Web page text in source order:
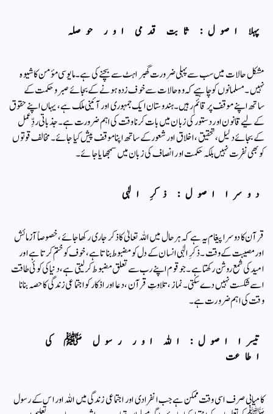
پہلا اصول: ثابت قدمی اور حوصلہ
مشکل حالات میں سب سے پہلی ضرورت گھبراہٹ سے بچنے کی ہے۔ مایوسی مؤمن کا شیوہ
نہیں۔ مسلمانوں کو چاہیے کہ وہ حالات سے خوف زدہ ہونے کے بجائے صبر و حکمت کے
ساتھ اپنے موقف پر قائم رہیں۔ ہندوستان ایک جمہوری اور آئینی ملک ہے، یہاں اپنے حقوق
کے لیے قانون اور دستور کی زبان میں بات کرنا وقت کی اہم ضرورت ہے۔ جذباتی ردِّ عمل
کے بجائے دلیل، تحقیق، اخلاق اور شعور کے ساتھ اپنا موقف پیش کیا جائے۔ مخالف قوتوں
کو بھی نفرت نہیں بلکہ حکمت اور انصاف کی زبان میں سمجھایا جائے۔
دوسرا اصول: ذکرِ الٰہی
قرآن کا دوسرا پیغام یہ ہے کہ ہر حال میں اللہ تعالیٰ کا ذکر جاری رکھا جائے، خصوصاً آزمائش
اور مصیبت کے وقت۔ ذکرِ الٰہی انسان کے دل کو مضبوط بناتا ہے، خوف کو ختم کرتا ہے اور
امید کی شمع روشن رکھتا ہے۔ جو قوم اپنے رب سے تعلق مضبوط کرلیتی ہے، دنیا کی کوئی طاقت
اسے شکست نہیں دے سکتی۔ نماز، تلاوتِ قرآن، دعا اور اذکار کو اجتماعی زندگی کا حصہ بنانا
وقت کی اہم ضرورت ہے۔
تیسرا اصول: اللہ اور رسول ﷺ کی
اطاعت
کامیابی صرف اسی وقت ممکن ہے جب انفرادی اور اجتماعی زندگی میں اللہ اور اس کے رسول